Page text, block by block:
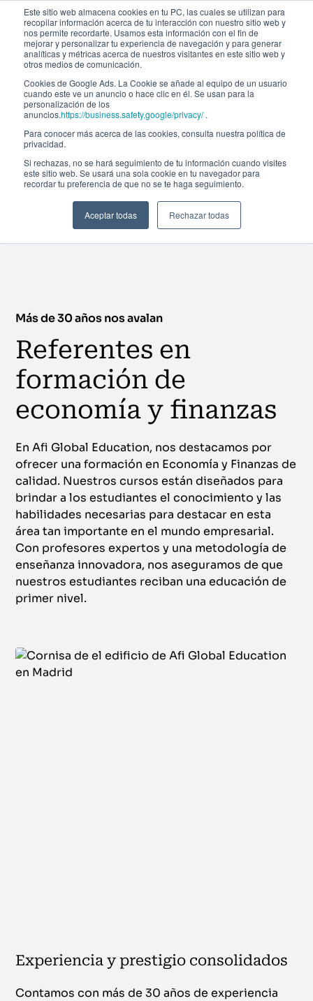
Este sitio web almacena cookies en tu PC, las cuales se utilizan para
recopilar información acerca de tu interacción con nuestro sitio web y
nos permite recordarte. Usamos esta información con el fin de
mejorar y personalizar tu experiencia de navegación y para generar
analíticas y métricas acerca de nuestros visitantes en este sitio web y
otros medios de comunicación.
Cookies de Google Ads. La Cookie se añade al equipo de un usuario
cuando este ve un anuncio o hace clic en él. Se usan para la
personalización de los
anuncios.https://business.safety.google/privacy/.
Para conocer más acerca de las cookies, consulta nuestra política de
privacidad.
Si rechazas, no se hará seguimiento de tu información cuando visites
este sitio web. Se usará una sola cookie en tu navegador para
recordar tu preferencia de que no se te haga seguimiento.
Aceptar todas Rechazar todas
Economía
y
finanzasCatálogo de programas
Más de 30 años nos avalan
Referentes en
formación de
economía y finanzas
En Afi Global Education, nos destacamos por
ofrecer una formación en Economía y Finanzas de
calidad. Nuestros cursos están diseñados para
brindar a los estudiantes el conocimiento y las
habilidades necesarias para destacar en esta
área tan importante en el mundo empresarial.
Con profesores expertos y una metodología de
enseñanza innovadora, nos aseguramos de que
nuestros estudiantes reciban una educación de
primer nivel.
Experiencia y prestigio consolidados
Contamos con más de 30 años de experiencia